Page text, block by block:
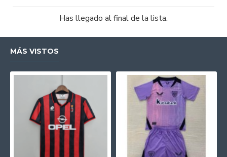
Has llegado al final de la lista.
MÁS VISTOS